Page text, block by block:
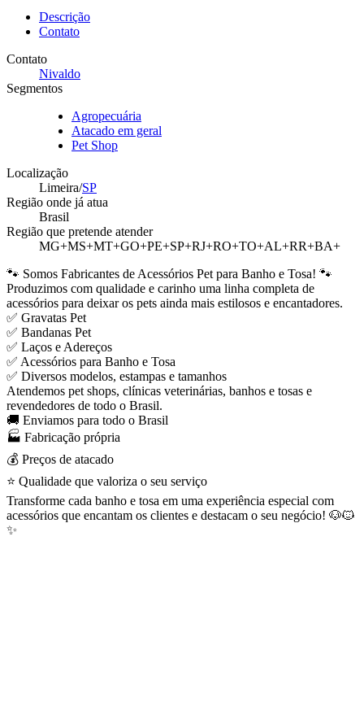
Descrição
Contato
Contato
Nivaldo
Segmentos
Agropecuária
Atacado em geral
Pet Shop
Localização
Limeira/SP
Região onde já atua
Brasil
Região que pretende atender
MG+MS+MT+GO+PE+SP+RJ+RO+TO+AL+RR+BA+
🐾 Somos Fabricantes de Acessórios Pet para Banho e Tosa! 🐾
Produzimos com qualidade e carinho uma linha completa de
acessórios para deixar os pets ainda mais estilosos e encantadores.
✅ Gravatas Pet
✅ Bandanas Pet
✅ Laços e Adereços
✅ Acessórios para Banho e Tosa
✅ Diversos modelos, estampas e tamanhos
Atendemos pet shops, clínicas veterinárias, banhos e tosas e
revendedores de todo o Brasil.
🚚 Enviamos para todo o Brasil
🏭 Fabricação própria
💰 Preços de atacado
⭐ Qualidade que valoriza o seu serviço
Transforme cada banho e tosa em uma experiência especial com
acessórios que encantam os clientes e destacam o seu negócio! 🐶🐱
✨